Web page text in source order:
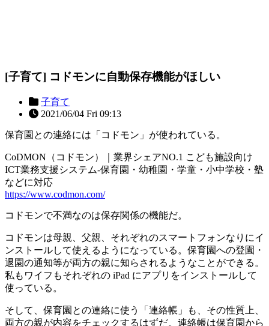
[子育て] コドモンに自動保存機能がほしい
子育て
2021/06/04 Fri 09:13
保育園との連絡には「コドモン」が使われている。
CoDMON（コドモン）｜業界シェアNO.1 こども施設向け
ICT業務支援システム-保育園・幼稚園・学童・小中学校・塾
などに対応
https://www.codmon.com/
コドモンで不満なのは保存関係の機能だ。
コドモンは母親、父親、それぞれのスマートフォンなりにイ
ンストールして使えるようになっている。保育園への登園・
退園の通知等が両方の親に知らされるようなことができる。
私もワイフもそれぞれの iPad にアプリをインストールして
使っている。
そして、保育園との連絡に使う「連絡帳」も、その性質上、
両方の親が内容をチェックするはずだ。連絡帳は保育園から